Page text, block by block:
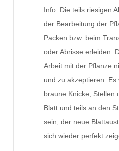
Info: Die teils riesigen
der Bearbeitung der
Packen bzw. beim
oder Abrisse erleiden.
Arbeit mit der Pflanze
und zu akzeptieren. Es
braune Knicke, Stellen
Blatt und teils an den
sein, der neue
sich wieder perfekt